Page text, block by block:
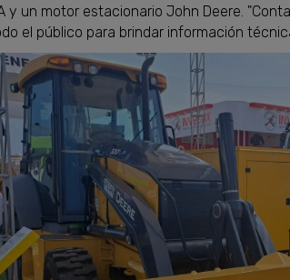
y un motor estacionario John Deere.
el público para brindar información